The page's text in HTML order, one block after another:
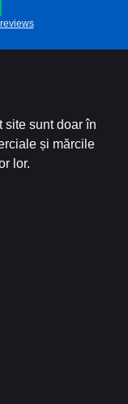
site sunt doar în
și mărcile
lor.